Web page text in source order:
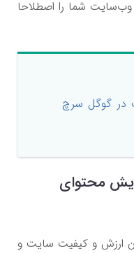
شما را اصطلاحا
در گوگل سرچ
محتوای
ارزش و کیفیت سایت و